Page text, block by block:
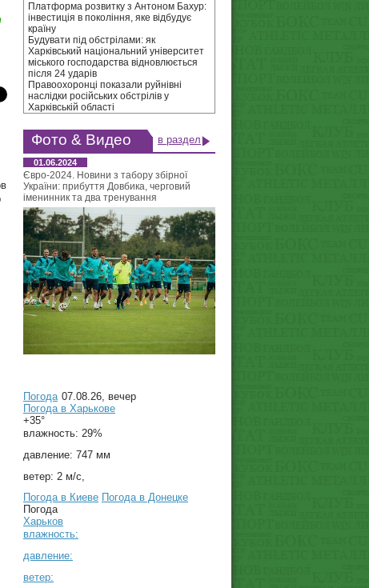
Платформа розвитку з Антоном Бахур:
інвестиція в покоління, яке відбудує
країну
Будувати під обстрілами: як
Харківський національний університет
міського господарства відновлюється
після 24 ударів
Правоохоронці показали руйнівні
наслідки російських обстрілів у
Харківській області
Фото & Видео в раздел
01.06.2024
Євро-2024. Новини з табору збірної
України: прибуття Довбика, черговий
іменинник та два тренування
Погода 07.08.26, вечер
Погода в Харькове
+35°
влажность: 29%
давление: 747 мм
ветер: 2 м/с,
Погода в Киеве Погода в Донецке
Погода
Харьков
влажность:
давление:
ветер: